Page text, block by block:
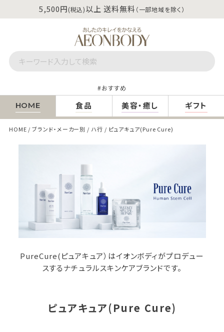
5,500円(税込)以上 送料無料 （一部地域を除く）
おすすめ
HOME 食品 美容・癒し ギフト
HOME ブランド・メーカー別 ハ行 ピュアキュア(Pure Cure)
PureCure(ピュアキュア）はイオンボディがプロデュー
スするナチュラルスキンケアブランドです。
ピュアキュア(Pure Cure)